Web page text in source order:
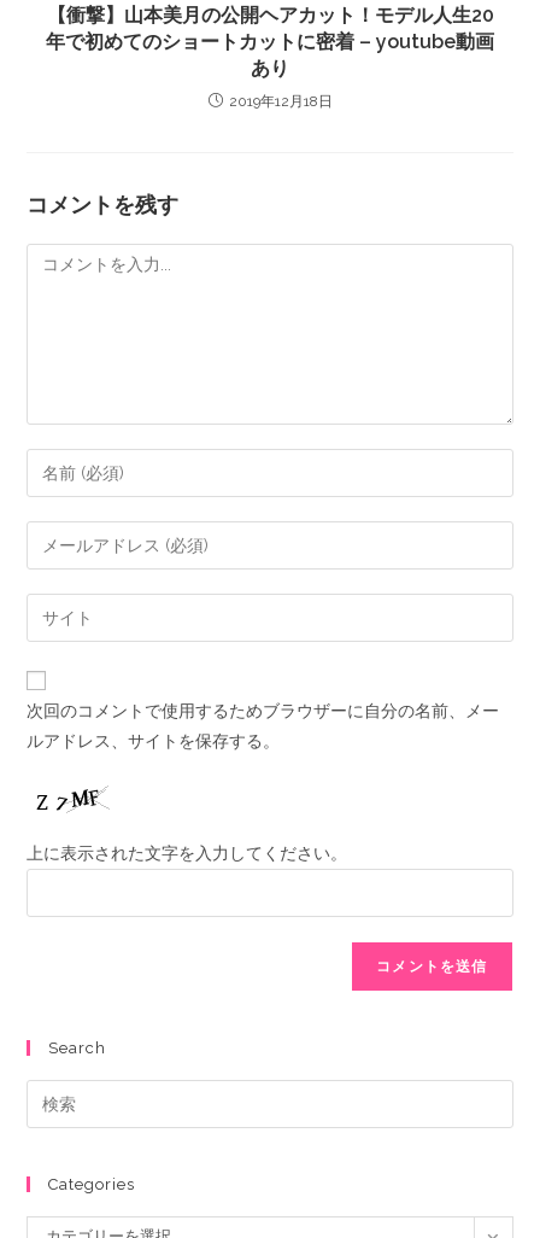
【衝撃】山本美月の公開ヘアカット！モデル人生20
年で初めてのショートカットに密着 – youtube動画
あり
2019年12月18日
コメントを残す
次回のコメントで使用するためブラウザーに自分の名前、メー
ルアドレス、サイトを保存する。
上に表示された文字を入力してください。
Search
Categories